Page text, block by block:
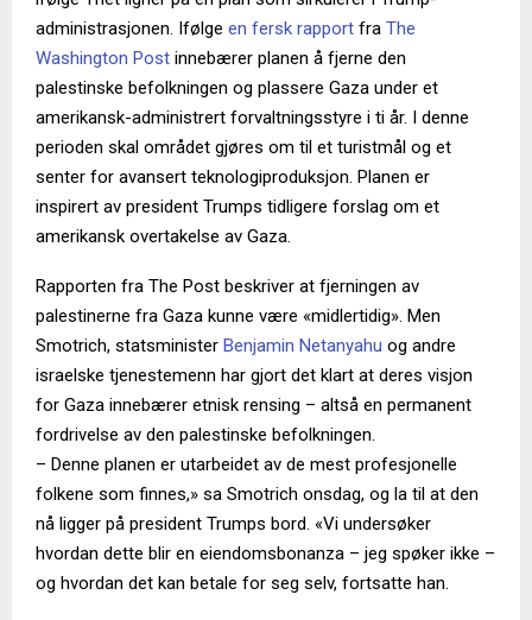
administrasjonen. Ifølge en fersk rapport fra The
Washington Post innebærer planen å fjerne den
palestinske befolkningen og plassere Gaza under et
amerikansk-administrert forvaltningsstyre i ti år. I denne
perioden skal området gjøres om til et turistmål og et
senter for avansert teknologiproduksjon. Planen er
inspirert av president Trumps tidligere forslag om et
amerikansk overtakelse av Gaza.
Rapporten fra The Post beskriver at fjerningen av
palestinerne fra Gaza kunne være «midlertidig». Men
Smotrich, statsminister Benjamin Netanyahu og andre
israelske tjenestemenn har gjort det klart at deres visjon
for Gaza innebærer etnisk rensing – altså en permanent
fordrivelse av den palestinske befolkningen.
– Denne planen er utarbeidet av de mest profesjonelle
folkene som finnes,» sa Smotrich onsdag, og la til at den
nå ligger på president Trumps bord. «Vi undersøker
hvordan dette blir en eiendomsbonanza – jeg spøker ikke –
og hvordan det kan betale for seg selv, fortsatte han.